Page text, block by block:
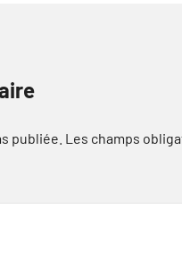
publiée. Les champs